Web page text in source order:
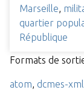
Marseille
quartier
République
Formats de
atom dcmes-xml